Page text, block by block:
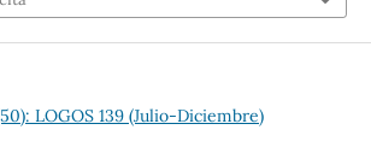
LOGOS 139 (Julio-Diciembre)